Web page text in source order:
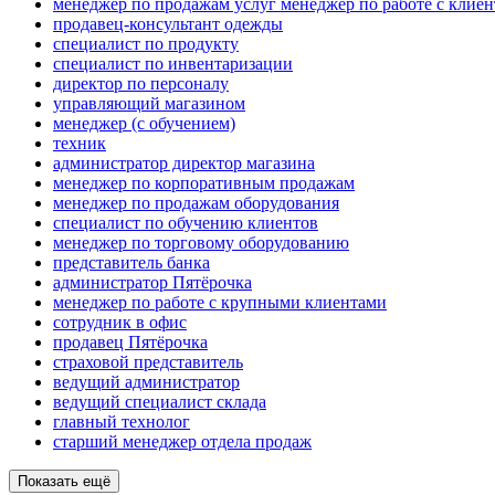
менеджер по продажам услуг менеджер по работе с
продавец-консультант одежды
специалист по продукту
специалист по инвентаризации
директор по персоналу
управляющий магазином
менеджер (с обучением)
техник
администратор директор магазина
менеджер по корпоративным продажам
менеджер по продажам оборудования
специалист по обучению клиентов
менеджер по торговому оборудованию
представитель банка
администратор Пятёрочка
менеджер по работе с крупными клиентами
сотрудник в офис
продавец Пятёрочка
страховой представитель
ведущий администратор
ведущий специалист склада
главный технолог
старший менеджер отдела продаж
Показать ещё